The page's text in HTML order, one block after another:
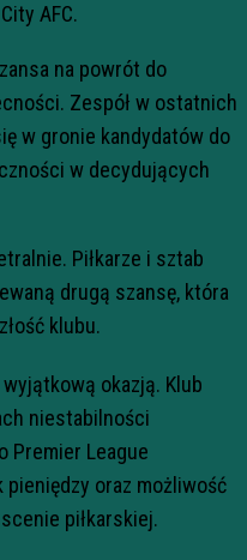
AFC.
na powrót do
Zespół w ostatnich
w gronie kandydatów do
w decydujących
Piłkarze i sztab
drugą szansę, która
klubu.
okazją. Klub
niestabilności
Premier League
pieniędzy oraz możliwość
piłkarskiej.